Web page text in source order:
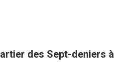
des Sept-deniers à